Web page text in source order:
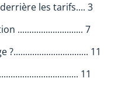
les tarifs.... 3
............................ 7
11
11